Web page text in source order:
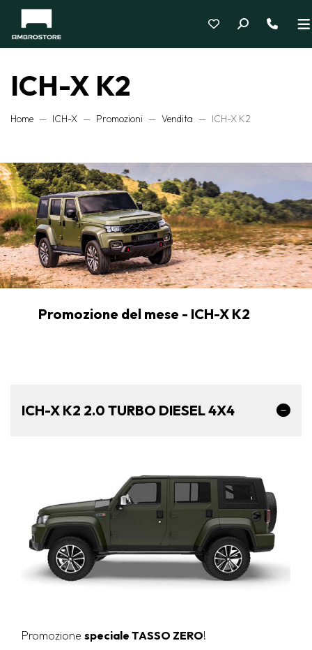
ICH-X K2
Home ICH-X Promozioni Vendita ICH-X K2
Promozione del mese - ICH-X K2
ICH-X K2 2.0 TURBO DIESEL 4X4
Promozione speciale TASSO ZERO!